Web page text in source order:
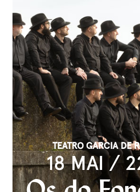
TEATRO GARCIA DE
18 MAI /